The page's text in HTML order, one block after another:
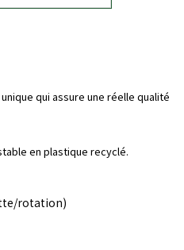
qui assure une réelle qualité
en plastique recyclé.
rotation)